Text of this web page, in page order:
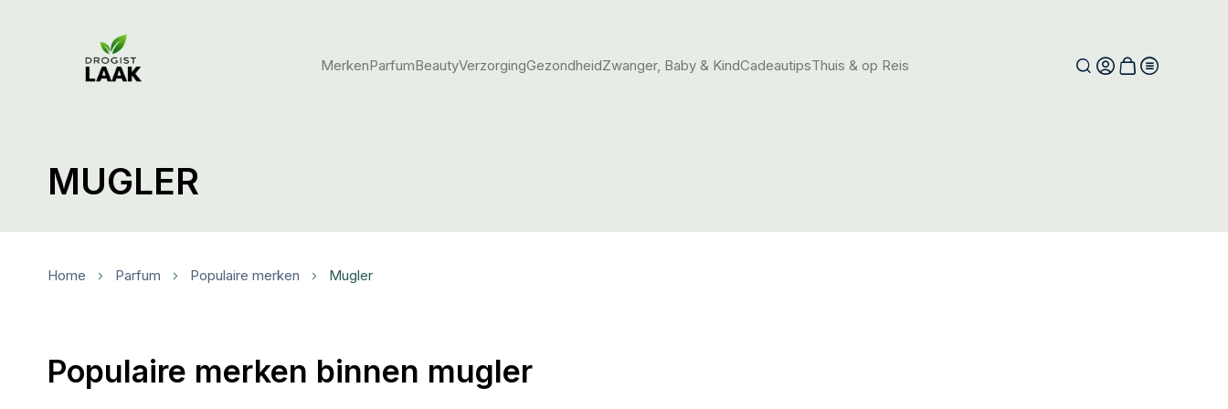
MerkenParfumBeautyVerzorgingGezondheidZwanger, Baby & KindCadeautipsThuis & op Reis
MUGLER
Home Parfum Populaire merken Mugler
Populaire merken binnen mugler